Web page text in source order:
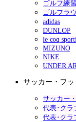
ゴルフ練
ゴルフラ
adidas
DUNLOP
le coq
MIZUNO
NIKE
UNDER
サッカー・フ
サッカー
代表･クラ
代表･クラ